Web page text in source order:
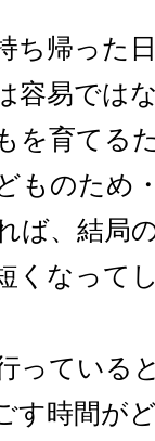
ち帰った
容易では
を育てる
ものため
ば、結局
くなって
っている
す時間が